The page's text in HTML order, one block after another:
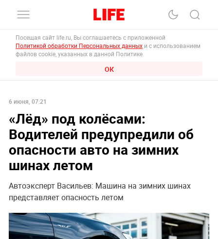
Посещая сайт life.ru, Вы соглашаетесь с приложенной
Политикой обработки Персональных данных и с использованием
файлов cookie, указанных в данной Политике.
ОК
6 июня, 07:21
«Лёд» под колёсами:
Водителей предупредили об
опасности авто на зимних
шинах летом
Автоэксперт Васильев: Машина на зимних шинах
представляет опасность летом